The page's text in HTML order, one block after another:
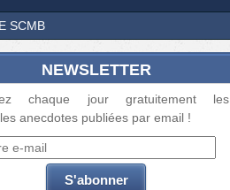
SCMB
NEWSLETTER
chaque jour gratuitement les
anecdotes publiées par email !